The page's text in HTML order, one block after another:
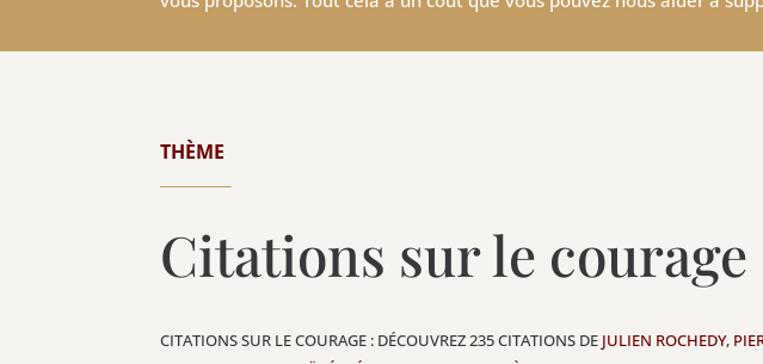
THÈME
Citations sur le courage
CITATIONS SUR LE COURAGE : DÉCOUVREZ 235 CITATIONS DE JULIEN ROCHEDY,